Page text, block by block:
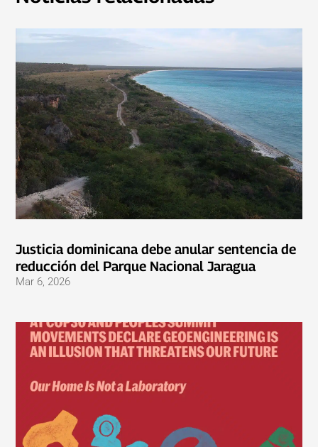
Justicia dominicana debe anular sentencia de
reducción del Parque Nacional Jaragua
Mar 6, 2026